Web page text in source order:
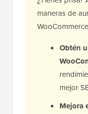
maneras de
Obtén
mejor
Mejora